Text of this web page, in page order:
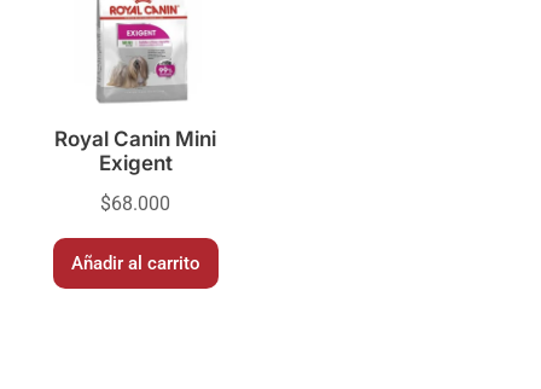
Royal Canin Mini
Exigent
$68.000
Añadir al carrito